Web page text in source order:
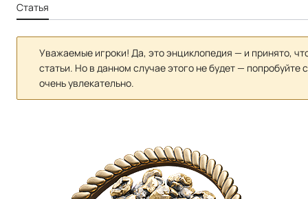
Статья
Уважаемые игроки! Да, это энциклопедия — и принято,
статьи. Но в данном случае этого не будет — попробуйте
очень увлекательно.